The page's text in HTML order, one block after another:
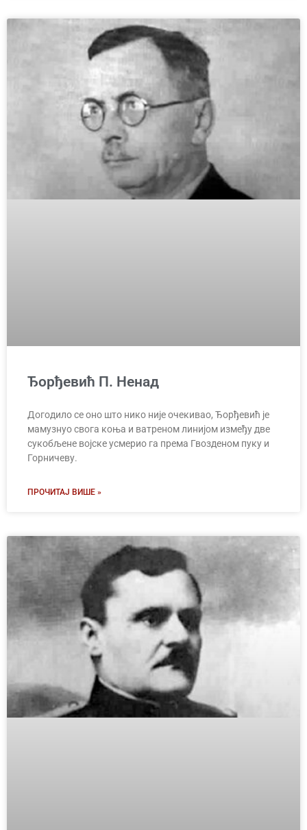
Ђорђевић П. Ненад
Догодило се оно што нико није очекивао, Ђорђевић је
мамузнуо свога коња и ватреном линијом између две
сукобљене војске усмерио га према Гвозденом пуку и
Горничеву.
ПРОЧИТАЈ ВИШЕ »